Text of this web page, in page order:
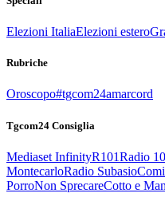
Elezioni ItaliaElezioni estero
Rubriche
Oroscopo#tgcom24amarcord
Tgcom24 Consiglia
Mediaset InfinityR101Radio
MontecarloRadio Subasio
PorroNon SprecareCotto e